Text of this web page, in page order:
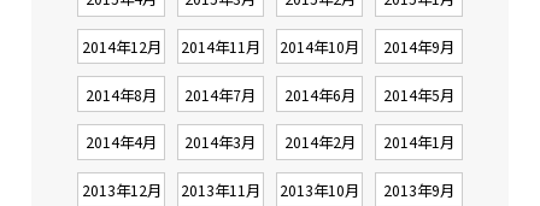
2014年12月 2014年11月 2014年10月 2014年9月
2014年8月 2014年7月 2014年6月 2014年5月
2014年4月 2014年3月 2014年2月 2014年1月
2013年12月 2013年11月 2013年10月 2013年9月